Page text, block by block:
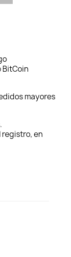
BitCoin
mayores
registro, en